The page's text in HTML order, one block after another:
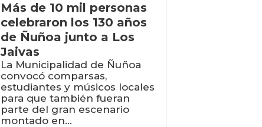
Más de 10 mil personas
celebraron los 130 años
de Ñuñoa junto a Los
Jaivas
La Municipalidad de Ñuñoa
convocó comparsas,
estudiantes y músicos locales
para que también fueran
parte del gran escenario
montado en...